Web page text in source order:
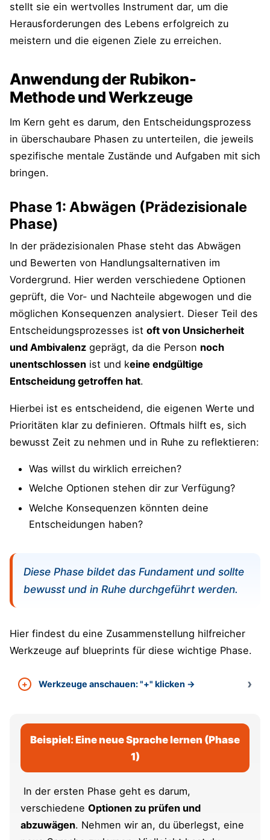
stellt sie ein wertvolles Instrument dar, um die
Herausforderungen des Lebens erfolgreich zu
meistern und die eigenen Ziele zu erreichen.
Anwendung der Rubikon-
Methode und Werkzeuge
Im Kern geht es darum, den Entscheidungsprozess
in überschaubare Phasen zu unterteilen, die jeweils
spezifische mentale Zustände und Aufgaben mit sich
bringen.
Phase 1: Abwägen (Prädezisionale
Phase)
In der prädezisionalen Phase steht das Abwägen
und Bewerten von Handlungsalternativen im
Vordergrund. Hier werden verschiedene Optionen
geprüft, die Vor- und Nachteile abgewogen und die
möglichen Konsequenzen analysiert. Dieser Teil des
Entscheidungsprozesses ist oft von Unsicherheit
und Ambivalenz geprägt, da die Person noch
unentschlossen ist und keine endgültige
Entscheidung getroffen hat.
Hierbei ist es entscheidend, die eigenen Werte und
Prioritäten klar zu definieren. Oftmals hilft es, sich
bewusst Zeit zu nehmen und in Ruhe zu reflektieren:
Was willst du wirklich erreichen?
Welche Optionen stehen dir zur Verfügung?
Welche Konsequenzen könnten deine
Entscheidungen haben?
Diese Phase bildet das Fundament und sollte
bewusst und in Ruhe durchgeführt werden.
Hier findest du eine Zusammenstellung hilfreicher
Werkzeuge auf blueprints für diese wichtige Phase.
Werkzeuge anschauen: "+" klicken →
Beispiel: Eine neue Sprache lernen (Phase
1)
In der ersten Phase geht es darum,
verschiedeneOptionen zu prüfen und
abzuwägen. Nehmen wir an, du überlegst, eine